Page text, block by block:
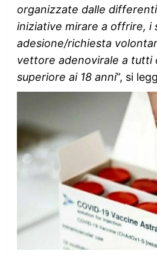
organizzate dalle
iniziative mirare a offrire, i
adesione/richiesta
vettore adenovirale a tutti
superiore ai 18 anni”, si